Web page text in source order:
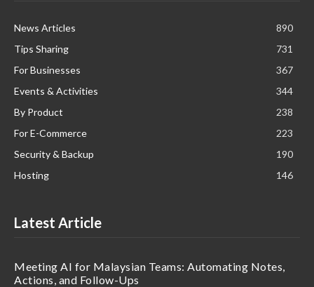
News Articles
890
Tips Sharing
731
For Businesses
367
Events & Activities
344
By Product
238
For E-Commerce
223
Security & Backup
190
Hosting
146
Latest Article
Meeting AI for Malaysian Teams: Automating Notes,
Actions, and Follow-Ups